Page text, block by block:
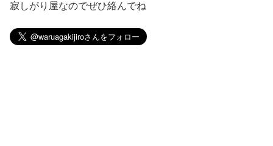
寂しがり屋なのでぜひ絡んでね